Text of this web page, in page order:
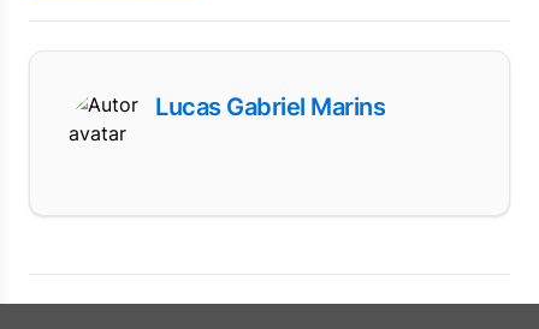
Lucas Gabriel Marins